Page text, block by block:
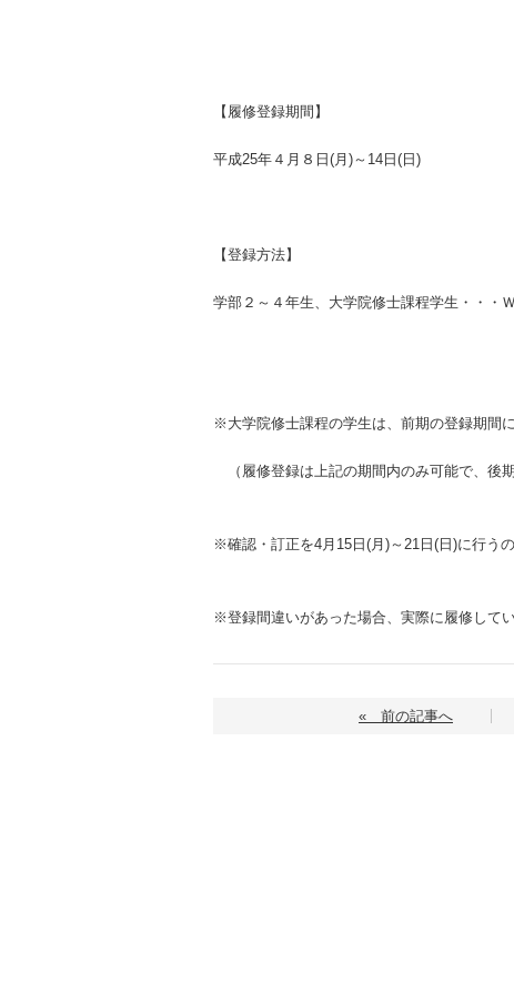
【履修登録期間】
平成25年４月８日(月)～14日(日)
【登録方法】
学部２～４年生、大学院修士課程学生・・・
※大学院修士課程の学生は、前期の登録期間
（履修登録は上記の期間内のみ可能で、後
※確認・訂正を4月15日(月)～21日(日)に行う
※登録間違いがあった場合、実際に履修して
« 前の記事へ